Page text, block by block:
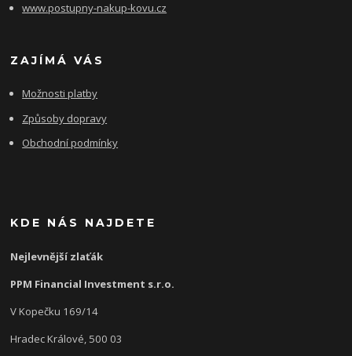
www.postupny-nakup-kovu.cz
ZAJÍMÁ VÁS
Možnosti platby
Způsoby dopravy
Obchodní podmínky
KDE NÁS NAJDETE
Nejlevnější zlaťák
PPM Financial Investment s.r.o.
V Kopečku 169/14
Hradec Králové, 500 03